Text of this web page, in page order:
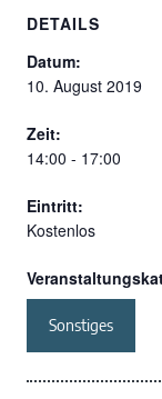
DETAILS
Datum:
10. August 2019
Zeit:
14:00 - 17:00
Eintritt:
Kostenlos
Sonstiges